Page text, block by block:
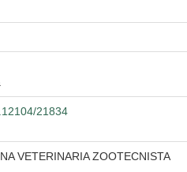
21834
VETERINARIA ZOOTECNISTA